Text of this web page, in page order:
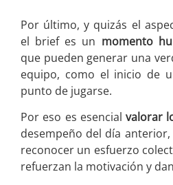
Por último, y quizás el
el brief es un momento
que pueden generar una
equipo, como el inicio de
punto de jugarse.
Por eso es esencial valorar
desempeño del día
reconocer un esfuerzo
refuerzan la motivación y